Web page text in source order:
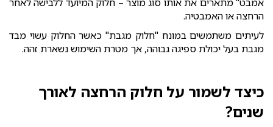
הרחצה או האמבטיה.
לעיתים משתמשים במונח "חלוק מגבת" כאשר החלוק עשוי מבד
מגבת בעל יכולת ספיגה גבוהה, אך מטרת השימוש נשארת זהה.
כיצד לשמור על חלוק הרחצה לאורך
שנים?